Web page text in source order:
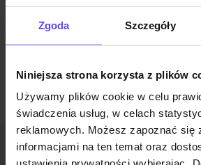
Zgoda Szczegóły
Niniejsza strona korzysta z plików
Używamy plików cookie w celu
świadczenia usług, w celach
reklamowych. Możesz zapoznać się
informacjami na ten temat oraz
Informacje o
Newsletter